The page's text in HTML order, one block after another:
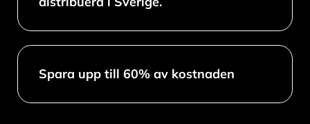
Spara upp till 60% av kostnaden